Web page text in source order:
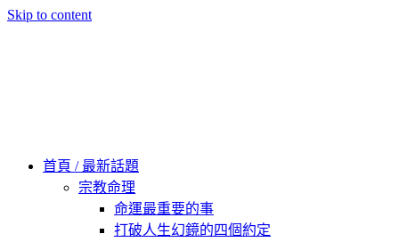
Skip to content
首頁 / 最新話題
宗教命理
命運最重要的事
打破人生幻鏡的四個約定